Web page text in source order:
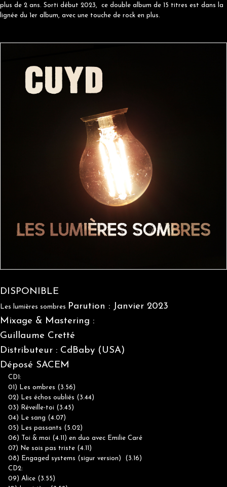
plus de 2 ans. Sorti début 2023, ce double album de 15 titres est dans la
lignée du 1er album, avec une touche de rock en plus.
DISPONIBLE
Les lumières sombres Parution : Janvier 2023
Mixage & Mastering :
Guillaume Cretté
Distributeur : CdBaby (USA)
Déposé SACEM
CD1:
01) Les ombres (3.56)
02) Les échos oubliés (3.44)
03) Réveille-toi (3.45)
04) Le sang (4.07)
05) Les passants (5.02)
06) Toi & moi (4.11) en duo avec Emilie Caré
07) Ne sois pas triste (4.11)
08) Engaged systems (sigur version) (3.16)
CD2:
09) Alice (3.55)